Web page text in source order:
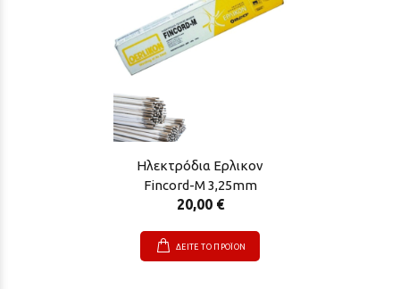
Ηλεκτρόδια Ερλικον
Fincord-M 3,25mm
20,00 €
ΔΕΙΤΕ ΤΟ ΠΡΟΪΟΝ